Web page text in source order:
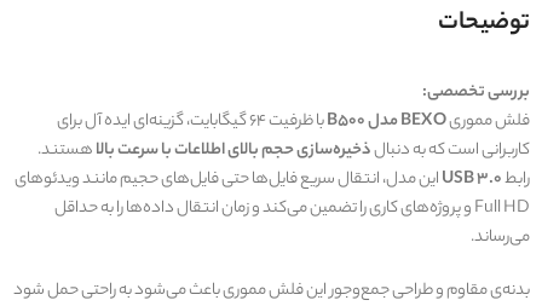
توضیحات
بررسی تخصصی:
فلش مموریBEXO مدل B500
با ظرفیت 64 گیگابایت، گزینه‌ای ایده آل برای
کاربرانی است که به دنبالذخیره‌سازی حجم بالای اطلاعات با سرعت بالاهستند.
رابطUSB 3.0این مدل، انتقال سریع فایل‌ها حتی فایل‌های حجیم مانند ویدئوهای
Full HD و پروژه‌های کاری را تضمین می‌کند و زمان انتقال داده‌ها را به حداقل
می‌رساند.
بدنه‌ی مقاوم و طراحی جمع‌وجور این فلش مموری باعث می‌شود به راحتی حمل شود